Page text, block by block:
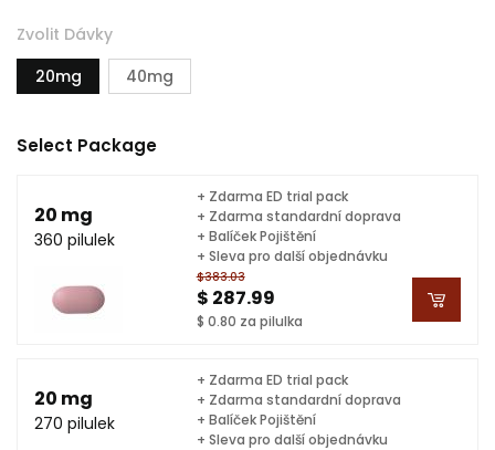
Zvolit Dávky
20mg
40mg
Select Package
20 mg
360 pilulek
$383.03
$ 287.99
$ 0.80 za pilulka
+ Zdarma ED trial pack
+ Zdarma standardní doprava
+ Balíček Pojištění
+ Sleva pro další objednávku
20 mg
270 pilulek
+ Zdarma ED trial pack
+ Zdarma standardní doprava
+ Balíček Pojištění
+ Sleva pro další objednávku